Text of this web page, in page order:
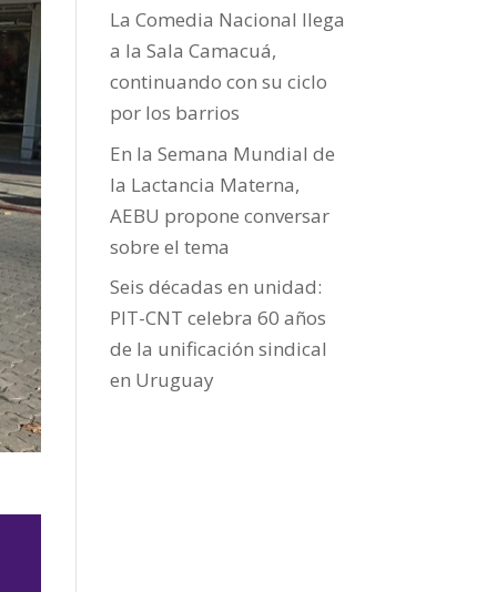
La Comedia Nacional llega
a la Sala Camacuá,
continuando con su ciclo
por los barrios
En la Semana Mundial de
la Lactancia Materna,
AEBU propone conversar
sobre el tema
Seis décadas en unidad:
PIT-CNT celebra 60 años
de la unificación sindical
en Uruguay